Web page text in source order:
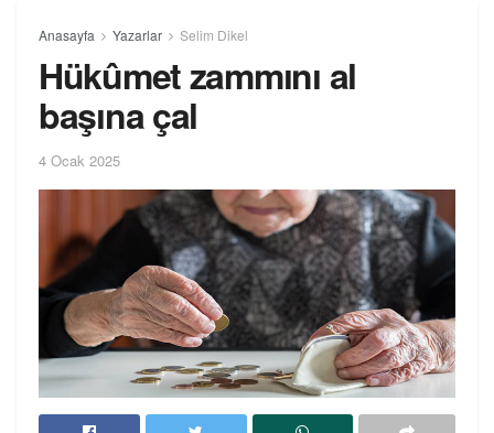
Anasayfa Yazarlar Selim Dikel
Hükûmet zammını al
başına çal
4 Ocak 2025